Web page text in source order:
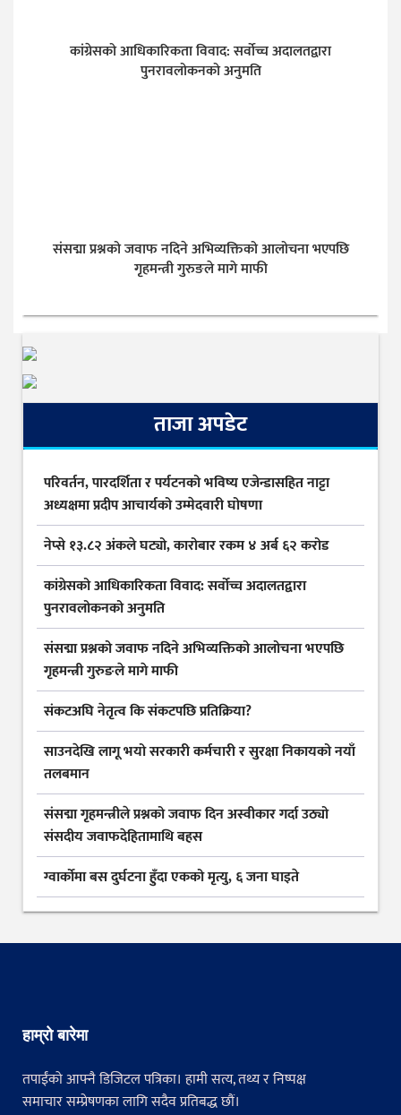
कांग्रेसको आधिकारिकता विवाद: सर्वोच्च अदालतद्वारा
पुनरावलोकनको अनुमति
संसद्मा प्रश्नको जवाफ नदिने अभिव्यक्तिको आलोचना भएपछि
गृहमन्त्री गुरुङले मागे माफी
ताजा अपडेट
परिवर्तन, पारदर्शिता र पर्यटनको भविष्य एजेन्डासहित नाट्टा
अध्यक्षमा प्रदीप आचार्यको उम्मेदवारी घोषणा
नेप्से १३.८२ अंकले घट्यो, कारोबार रकम ४ अर्ब ६२ करोड
कांग्रेसको आधिकारिकता विवाद: सर्वोच्च अदालतद्वारा
पुनरावलोकनको अनुमति
संसद्मा प्रश्नको जवाफ नदिने अभिव्यक्तिको आलोचना भएपछि
गृहमन्त्री गुरुङले मागे माफी
संकटअघि नेतृत्व कि संकटपछि प्रतिक्रिया?
साउनदेखि लागू भयो सरकारी कर्मचारी र सुरक्षा निकायको नयाँ
तलबमान
संसद्मा गृहमन्त्रीले प्रश्नको जवाफ दिन अस्वीकार गर्दा उठ्यो
संसदीय जवाफदेहितामाथि बहस
ग्वार्कोमा बस दुर्घटना हुँदा एकको मृत्यु, ६ जना घाइते
हाम्रो बारेमा
तपाईंको आफ्नै डिजिटल पत्रिका। हामी सत्य, तथ्य र निष्पक्ष
समाचार सम्प्रेषणका लागि सदैव प्रतिबद्ध छौं।